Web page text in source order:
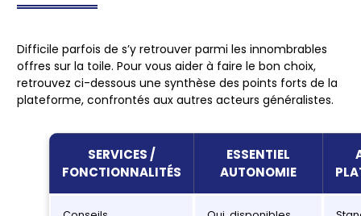
Difficile parfois de s’y retrouver parmi les innombrables
offres sur la toile. Pour vous aider à faire le bon choix,
retrouvez ci-dessous une synthèse des points forts de la
plateforme, confrontés aux autres acteurs généralistes.
SERVICES /
FONCTIONNALITÉS
ESSENTIEL
AUTONOMIE